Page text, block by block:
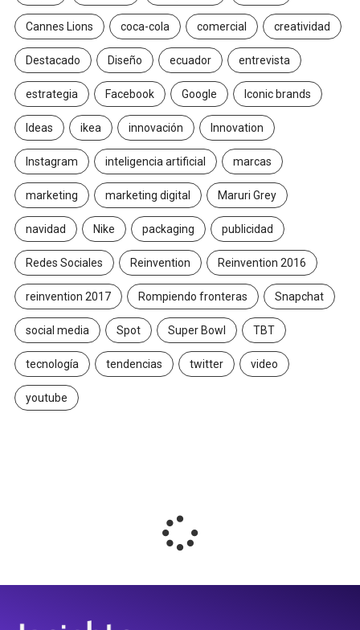
Cannes Lions coca-cola comercial creatividad
Destacado Diseño ecuador entrevista
estrategia Facebook Google Iconic brands
Ideas ikea innovación Innovation
Instagram inteligencia artificial marcas
marketing marketing digital Maruri Grey
navidad Nike packaging publicidad
Redes Sociales Reinvention Reinvention 2016
reinvention 2017 Rompiendo fronteras Snapchat
social media Spot Super Bowl TBT
tecnología tendencias twitter video
youtube